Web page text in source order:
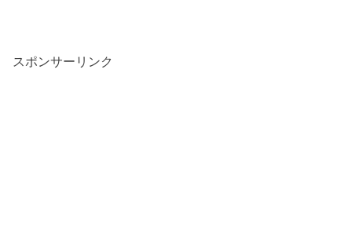
スポンサーリンク